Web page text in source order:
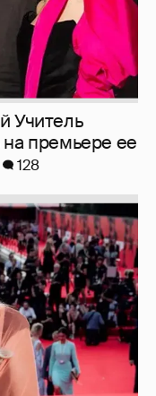
Учитель
премьере ее
128